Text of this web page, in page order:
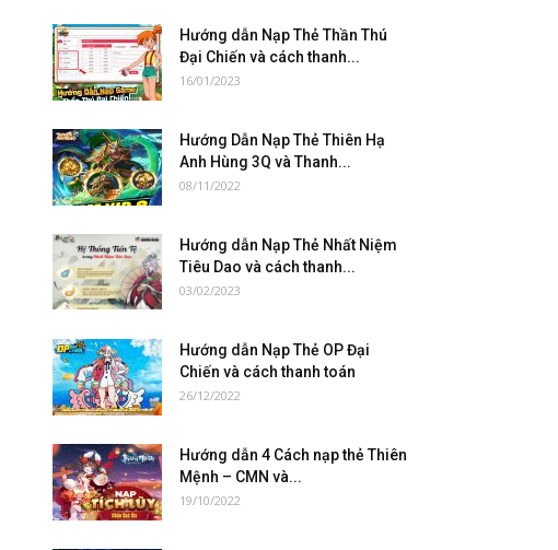
Hướng dẫn Nạp Thẻ Thần Thú
Đại Chiến và cách thanh...
16/01/2023
Hướng Dẫn Nạp Thẻ Thiên Hạ
Anh Hùng 3Q và Thanh...
08/11/2022
Hướng dẫn Nạp Thẻ Nhất Niệm
Tiêu Dao và cách thanh...
03/02/2023
Hướng dẫn Nạp Thẻ OP Đại
Chiến và cách thanh toán
26/12/2022
Hướng dẫn 4 Cách nạp thẻ Thiên
Mệnh – CMN và...
19/10/2022